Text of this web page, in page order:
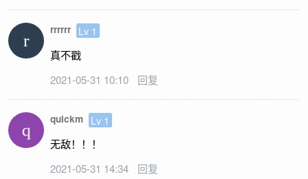
rrrrrr
Lv 1
真不戳
2021-05-31 10:10
回复
quickm
Lv 1
无敌！！！
2021-05-31 14:34
回复